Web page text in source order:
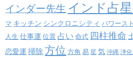
インダー先生 インド占
マ キッチン シンクロニシティ パワース
人生 仕事運 位置 占い 命式 四柱推命
恋愛運 掃除 方位 方角 易 星 気 沖縄 浄化